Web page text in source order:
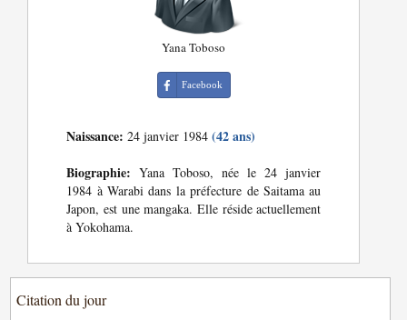
Yana Toboso
Facebook
Naissance: 24 janvier 1984(42 ans)
Biographie: Yana Toboso, née le 24 janvier
1984 à Warabi dans la préfecture de Saitama au
Japon, est une mangaka. Elle réside actuellement
à Yokohama.
Citation du jour